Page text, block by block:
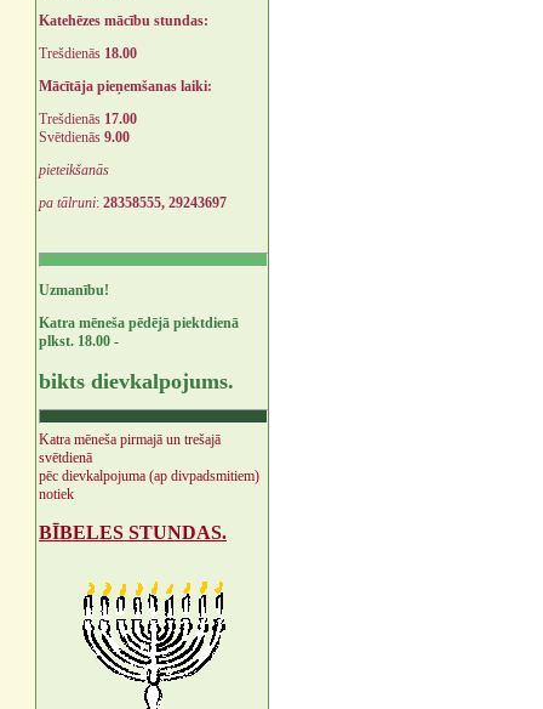
Katehēzes mācību stundas:
Trešdienās 18.00
Mācītāja pieņemšanas laiki:
Trešdienās 17.00
Svētdienās 9.00
pieteikšanās
pa tālruni: 28358555, 29243697
Uzmanību!
Katra mēneša pēdējā piektdienā
plkst. 18.00 -
bikts dievkalpojums.
Katra mēneša pirmajā un trešajā
svētdienā
pēc dievkalpojuma (ap divpadsmitiem)
notiek
BĪBELES STUNDAS.